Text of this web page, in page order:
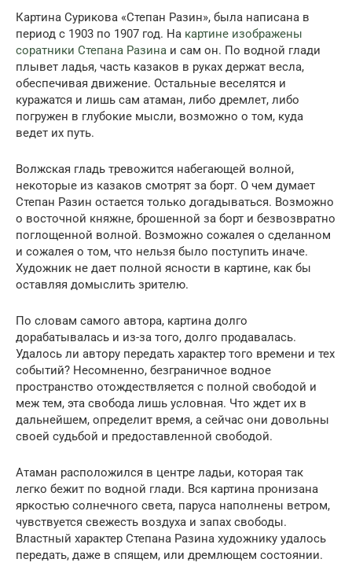
Картина Сурикова «Степан Разин», была написана в
период с 1903 по 1907 год. На картине изображены
соратники Степана Разина и сам он. По водной глади
плывет ладья, часть казаков в руках держат весла,
обеспечивая движение. Остальные веселятся и
куражатся и лишь сам атаман, либо дремлет, либо
погружен в глубокие мысли, возможно о том, куда
ведет их путь.
Волжская гладь тревожится набегающей волной,
некоторые из казаков смотрят за борт. О чем думает
Степан Разин остается только догадываться. Возможно
о восточной княжне, брошенной за борт и безвозвратно
поглощенной волной. Возможно сожалея о сделанном
и сожалея о том, что нельзя было поступить иначе.
Художник не дает полной ясности в картине, как бы
оставляя домыслить зрителю.
По словам самого автора, картина долго
дорабатывалась и из-за того, долго продавалась.
Удалось ли автору передать характер того времени и тех
событий? Несомненно, безграничное водное
пространство отождествляется с полной свободой и
меж тем, эта свобода лишь условная. Что ждет их в
дальнейшем, определит время, а сейчас они довольны
своей судьбой и предоставленной свободой.
Атаман расположился в центре ладьи, которая так
легко бежит по водной глади. Вся картина пронизана
яркостью солнечного света, паруса наполнены ветром,
чувствуется свежесть воздуха и запах свободы.
Властный характер Степана Разина художнику удалось
передать, даже в спящем, или дремлющем состоянии.